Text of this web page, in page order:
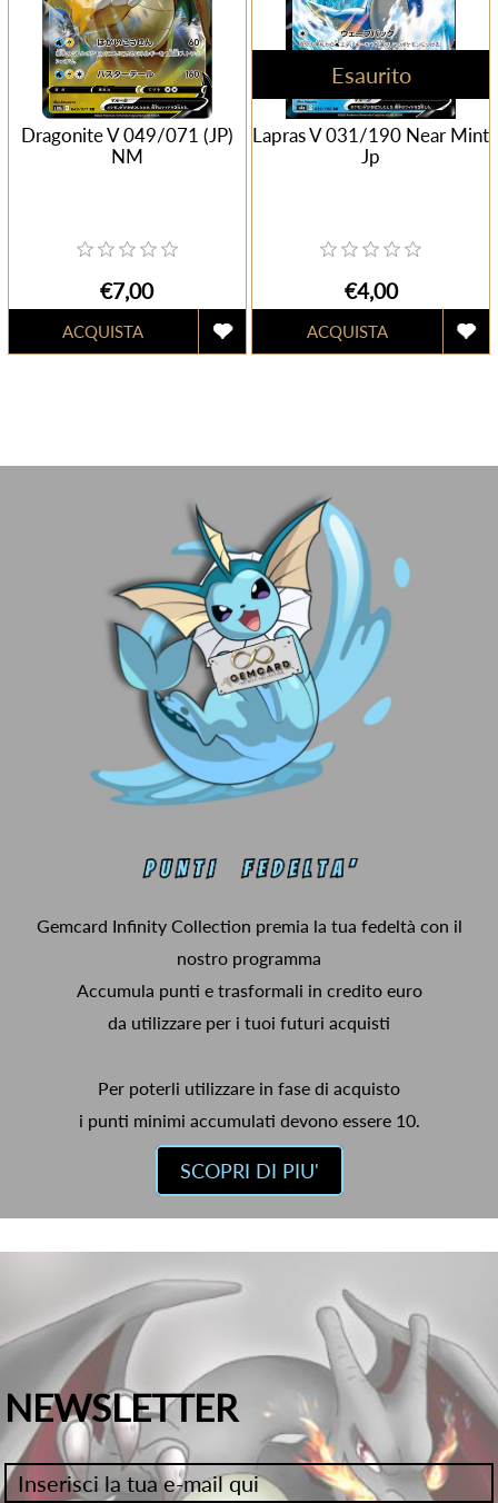
Dragonite V 049/071 (JP)
NM
€7,00
Esaurito
Lapras V 031/190 Near Mint
Jp
€4,00
Gemcard Infinity Collection premia la tua fedeltà con il
nostro programma
Accumula punti e trasformali in credito euro
da utilizzare per i tuoi futuri acquisti
Per poterli utilizzare in fase di acquisto
i punti minimi accumulati devono essere 10.
SCOPRI DI PIU'
NEWSLETTER